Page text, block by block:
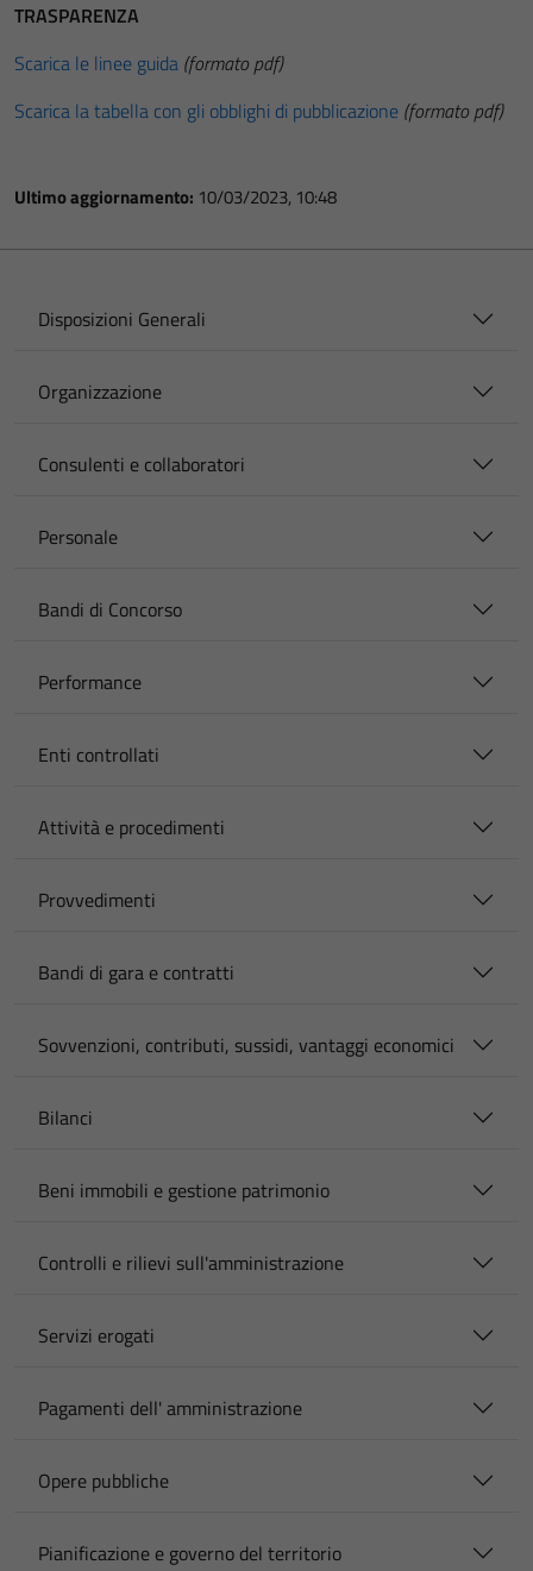
TRASPARENZA
Scarica le linee guida (formato pdf)
Scarica la tabella con gli obblighi di pubblicazione (formato pdf)
Ultimo aggiornamento: 10/03/2023, 10:48
Disposizioni Generali
Organizzazione
Consulenti e collaboratori
Personale
Bandi di Concorso
Performance
Enti controllati
Attività e procedimenti
Provvedimenti
Bandi di gara e contratti
Sovvenzioni, contributi, sussidi, vantaggi economici
Bilanci
Beni immobili e gestione patrimonio
Controlli e rilievi sull'amministrazione
Servizi erogati
Pagamenti dell' amministrazione
Opere pubbliche
Pianificazione e governo del territorio